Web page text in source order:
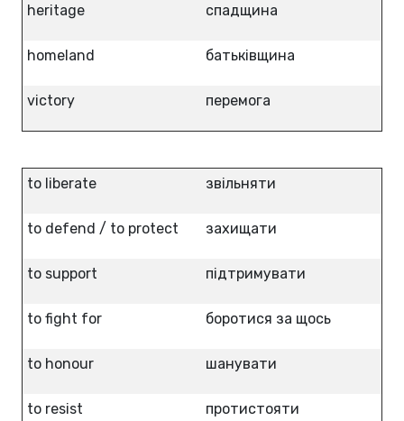
heritage спадщина
homeland батьківщина
victory перемога
to liberate звільняти
to defend / to protect захищати
to support підтримувати
to fight for боротися за щось
to honour шанувати
to resist протистояти